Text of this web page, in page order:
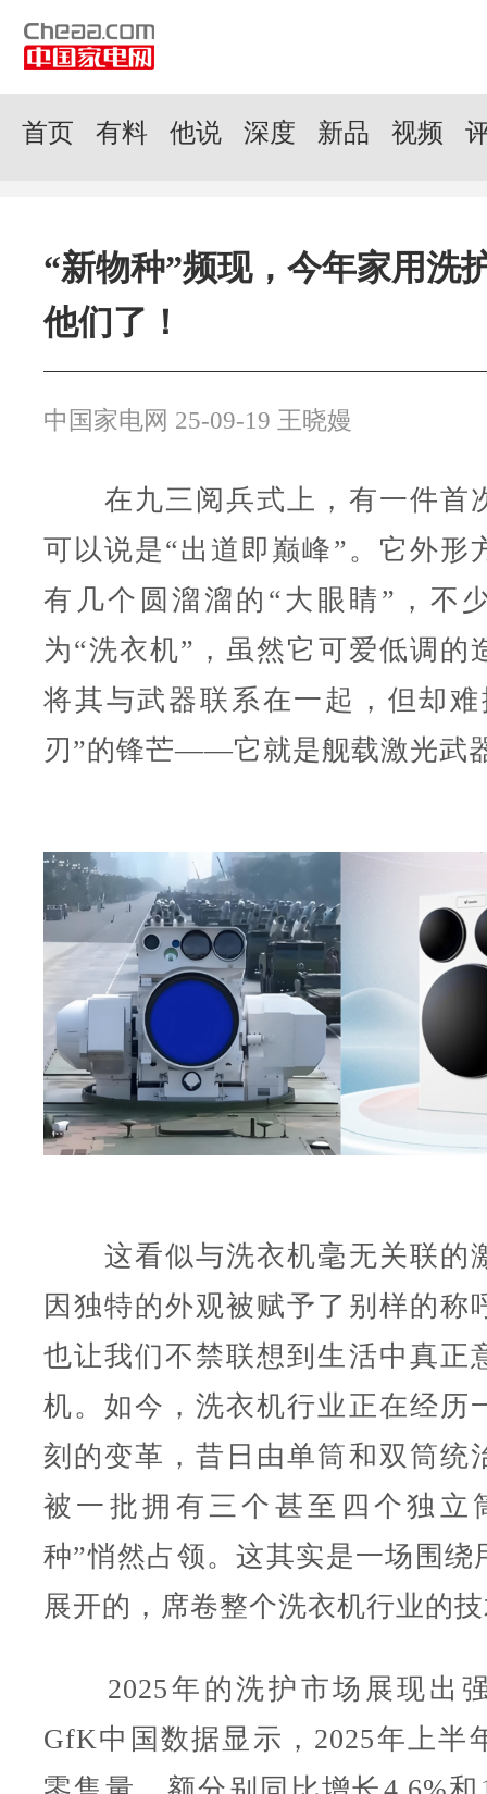
首页 有料 他说 深度 新品 视频
“新物种”频现，今年家用洗
他们了！
中国家电网 25-09-19 王晓嫚
在九三阅兵式上，有一件首
可以说是“出道即巅峰”。它外形
有几个圆溜溜的“大眼睛”，不
为“洗衣机”，虽然它可爱低调的
将其与武器联系在一起，但却
刃”的锋芒——它就是舰载激光武
这看似与洗衣机毫无关联的
因独特的外观被赋予了别样的称
也让我们不禁联想到生活中真正
机。如今，洗衣机行业正在经历
刻的变革，昔日由单筒和双筒统
被一批拥有三个甚至四个独立
种”悄然占领。这其实是一场围绕
展开的，席卷整个洗衣机行业的
2025年的洗护市场展现出
GfK中国数据显示，2025年上半